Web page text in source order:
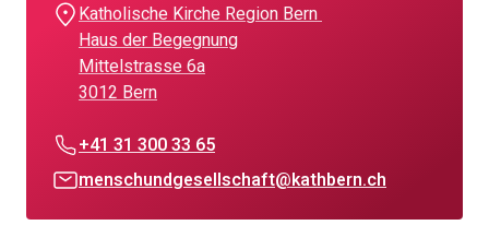
Katholische Kirche Region Bern
Haus der Begegnung
Mittelstrasse 6a
3012 Bern
+41 31 300 33 65
menschundgesellschaft@kathbern.ch